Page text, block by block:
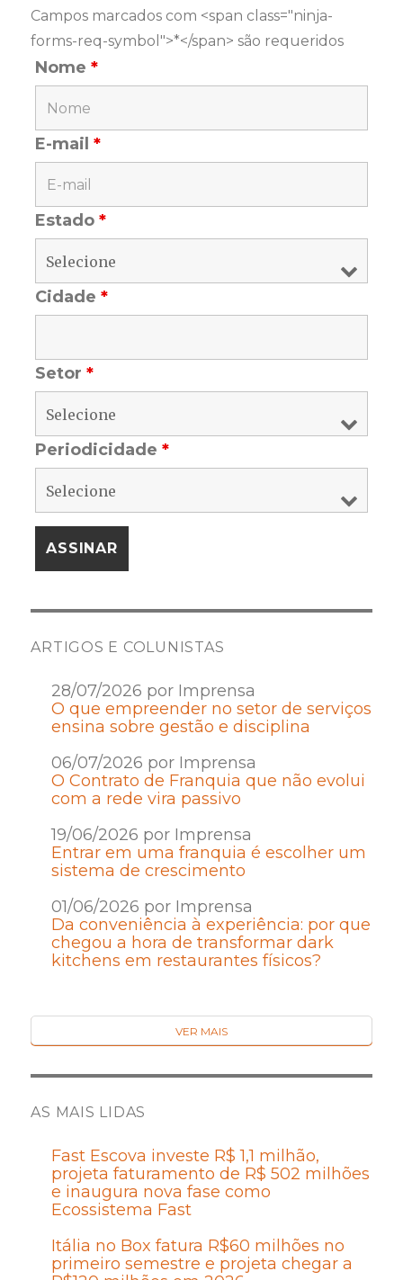
Campos marcados com <span class="ninja-
forms-req-symbol">*</span> são requeridos
Nome*
E-mail*
Estado*
Cidade*
Setor*
Periodicidade*
ARTIGOS E COLUNISTAS
28/07/2026 por Imprensa
O que empreender no setor de serviços
ensina sobre gestão e disciplina
06/07/2026 por Imprensa
O Contrato de Franquia que não evolui
com a rede vira passivo
19/06/2026 por Imprensa
Entrar em uma franquia é escolher um
sistema de crescimento
01/06/2026 por Imprensa
Da conveniência à experiência: por que
chegou a hora de transformar dark
kitchens em restaurantes físicos?
VER MAIS
AS MAIS LIDAS
Fast Escova investe R$ 1,1 milhão,
projeta faturamento de R$ 502 milhões
e inaugura nova fase como
Ecossistema Fast
Itália no Box fatura R$60 milhões no
primeiro semestre e projeta chegar a